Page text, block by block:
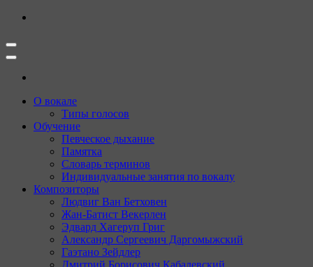
Перейти
содержимому
(нажмите
О вокале
Типы голосов
Обучение
Певческое дыхание
Памятка
Словарь терминов
Индивидуальные занятия по вокалу
Композиторы
Людвиг Ван Бетховен
Жан-Батист Векерлен
Эдвард Хагеруп Григ
Александр Сергеевич Даргомыжский
Гаэтано Зейдлер
Дмитрий Борисович Кабалевский